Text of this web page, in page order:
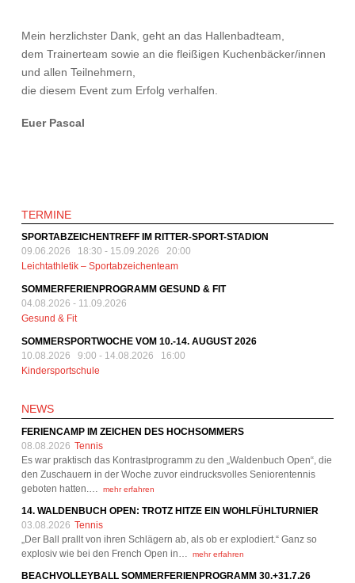
Mein herzlichster Dank, geht an das Hallenbadteam,
dem Trainerteam sowie an die fleißigen Kuchenbäcker/innen
und allen Teilnehmern,
die diesem Event zum Erfolg verhalfen.
Euer Pascal
TERMINE
SPORTABZEICHENTREFF IM RITTER-SPORT-STADION
09.06.2026 18:30 - 15.09.2026 20:00
Leichtathletik – Sportabzeichenteam
SOMMERFERIENPROGRAMM GESUND & FIT
04.08.2026 - 11.09.2026
Gesund & Fit
SOMMERSPORTWOCHE VOM 10.-14. AUGUST 2026
10.08.2026 9:00 - 14.08.2026 16:00
Kindersportschule
NEWS
FERIENCAMP IM ZEICHEN DES HOCHSOMMERS
08.08.2026 Tennis
Es war praktisch das Kontrastprogramm zu den „Waldenbuch Open“, die
den Zuschauern in der Woche zuvor eindrucksvolles Seniorentennis
geboten hatten.…
mehr erfahren
14. WALDENBUCH OPEN: TROTZ HITZE EIN WOHLFÜHLTURNIER
03.08.2026 Tennis
„Der Ball prallt von ihren Schlägern ab, als ob er explodiert.“ Ganz so
explosiv wie bei den French Open in…
mehr erfahren
BEACHVOLLEYBALL SOMMERFERIENPROGRAMM 30.+31.7.26